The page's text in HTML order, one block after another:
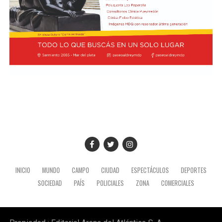
Semana Social, que anualmente convoca la Comisión
Episcopal de la Pastoral Social, e indicó que miembros
de la entidad pyme de todo el país participarán de la
actividad.
Diab, Braida y Taladrid en la visita a la sede de la
INICIO MUNDO CAMPO CIUDAD ESPECTÁCULOS
DEPORTES
SOCIEDAD
PAÍS POLICIALES ZONA COMERCIALES